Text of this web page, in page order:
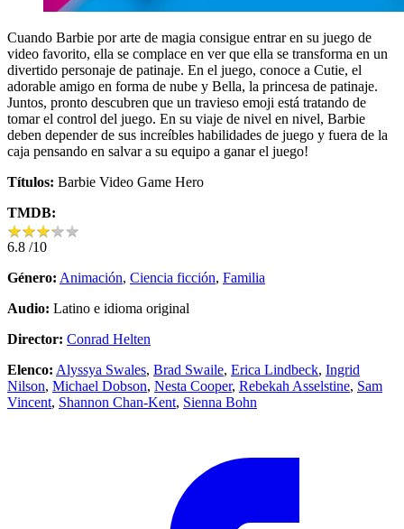
Cuando Barbie por arte de magia consigue entrar en su juego de
video favorito, ella se complace en ver que ella se transforma en un
divertido personaje de patinaje. En el juego, conoce a Cutie, el
adorable amigo en forma de nube y Bella, la princesa de patinaje.
Juntos, pronto descubren que un travieso emoji está tratando de
tomar el control del juego. En su viaje de nivel en nivel, Barbie
deben depender de sus increíbles habilidades de juego y fuera de la
caja pensando en salvar a su equipo a ganar el juego!
Títulos: Barbie Video Game Hero
TMDB:
★★★★★
★★★★★
6.8 /10
Género: Animación, Ciencia ficción, Familia
Audio: Latino e idioma original
Director: Conrad Helten
Elenco: Alyssya Swales, Brad Swaile, Erica Lindbeck, Ingrid
Nilson, Michael Dobson, Nesta Cooper, Rebekah Asselstine, Sam
Vincent, Shannon Chan-Kent, Sienna Bohn